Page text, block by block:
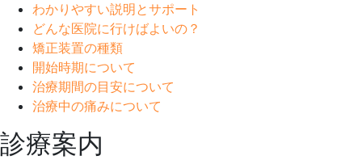
わかりやすい説明とサポート
どんな医院に行けばよいの？
矯正装置の種類
開始時期について
治療期間の目安について
治療中の痛みについて
診療案内